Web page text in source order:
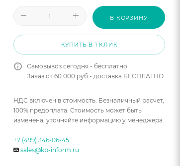
В КОРЗИНУ
КУПИТЬ В 1 КЛИК
Самовывоз сегодня - бесплатно
Заказ от 60 000 руб - доставка БЕСПЛАТНО
НДС включен в стоимость. Безналичный расчет,
100% предоплата. Стоимость может быть
изменена, уточняйте информацию у менеджера.
+7 (499) 346-06-45
sales@kp-inform.ru